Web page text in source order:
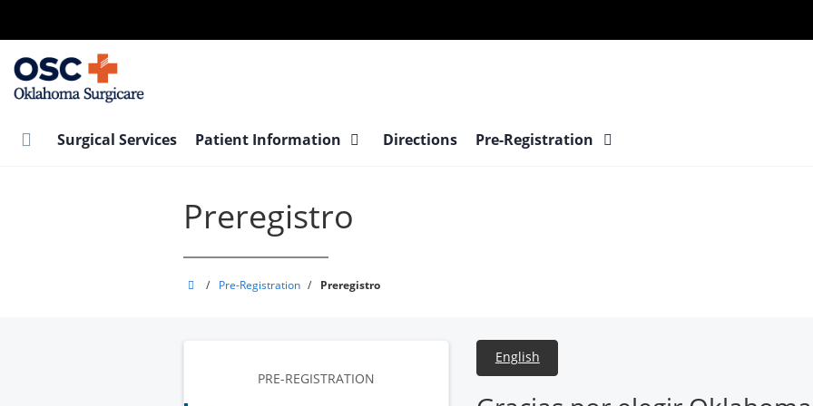
main
content
Surgical Services Patient Information Directions Pre-Registration
Preregistro
Oklahoma
/ Pre-Registration / Preregistro
PRE-REGISTRATION
English